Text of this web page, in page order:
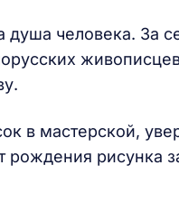
душа человека. За
в мастерской,
рисунка